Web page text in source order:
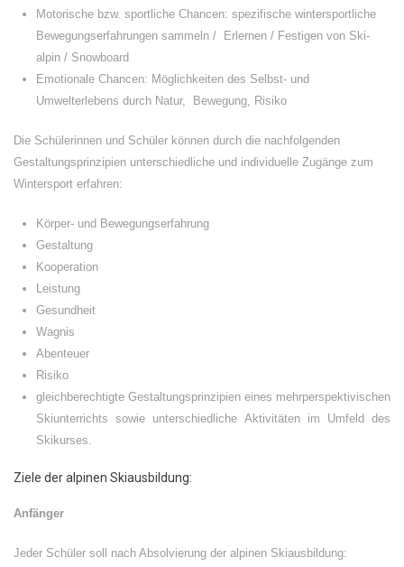
Motorische bzw. sportliche Chancen: spezifische wintersportliche
Bewegungserfahrungen sammeln /
Erlernen / Festigen von Ski-
alpin / Snowboard
Emotionale Chancen: Möglichkeiten des Selbst- und
Umwelterlebens durch Natur,
Bewegung, Risiko
Die Schülerinnen und Schüler können durch die nachfolgenden
Gestaltungsprinzipien unterschiedliche und individuelle Zugänge zum
Wintersport erfahren:
Körper- und Bewegungserfahrung
Gestaltung
Kooperation
Leistung
Gesundheit
Wagnis
Abenteuer
Risiko
gleichberechtigte Gestaltungsprinzipien eines mehrperspektivischen
Skiunterrichts sowie unterschiedliche Aktivitäten im Umfeld des
Skikurses.
Ziele der alpinen Skiausbildung:
Anfänger
Jeder Schüler soll nach Absolvierung der alpinen Skiausbildung: